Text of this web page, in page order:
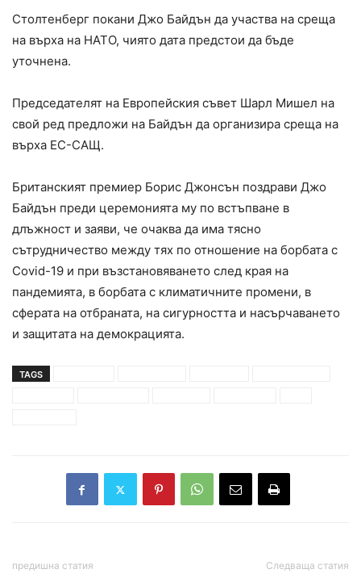
Столтенберг покани Джо Байдън да участва на среща
на върха на НАТО, чиято дата предстои да бъде
уточнена.
Председателят на Европейския съвет Шарл Мишел на
свой ред предложи на Байдън да организира среща на
върха ЕС-САЩ.
Британският премиер Борис Джонсън поздрави Джо
Байдън преди церемонията му по встъпване в
длъжност и заяви, че очаква да има тясно
сътрудничество между тях по отношение на борбата с
Covid-19 и при възстановяването след края на
пандемията, в борбата с климатичните промени, в
сферата на отбраната, на сигурността и насърчаването
и защитата на демокрацията.
TAGS
предишна статия Следваща статия